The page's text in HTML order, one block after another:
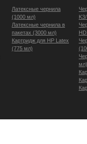
Латексные чернила
(1000 мл)
Латексные чернила в
пакетах (3000 мл)
Картридж для HP Latex
(775 мл)
мл)